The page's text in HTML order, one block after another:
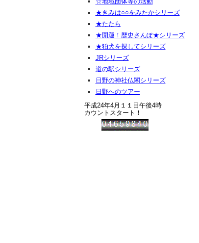
★きみは○○をみたかシリーズ
★たたら
★開運！歴史さんぽ★シリーズ
★狛犬を探してシリーズ
JRシリーズ
道の駅シリーズ
日野の神社仏閣シリーズ
日野へのツアー
平成24年4月１１日午後4時
カウントスタート！